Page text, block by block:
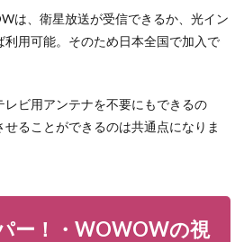
は、衛星放送が受信できるか、光イン
利用可能。そのため日本全国で加入で
ビ用アンテナを不要にもできるの
ることができるのは共通点になりま
ー！・WOWOWの視